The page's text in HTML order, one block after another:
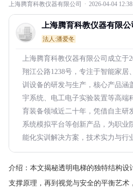
上海腾育科教仪器有限公司 · 2026-04-04
上海腾育科教仪器有限公
法人:潘爱冬
上海腾育科教仪器有限公司成立于
翔江公路1238号，专注于智能家居
训设备的研发与生产，核心产品涵
宇系统、电工电子实验装置等高端
育装备领域近二十年，凭借自主研
系统模拟平台等创新产品，为职业
能化实训解决方案，技术实力与行
介绍： 本文揭秘透明电梯的独特结构设
支撑原理，再到视觉与安全的平衡艺术